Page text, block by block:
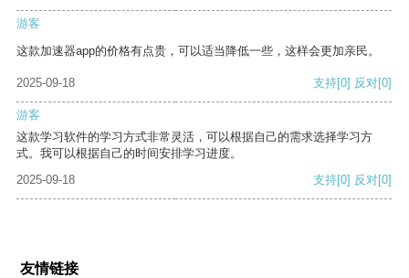
游客
这款加速器app的价格有点贵，可以适当降低一些，这样会更加亲民。
2025-09-18 支持[0] 反对[0]
游客
这款学习软件的学习方式非常灵活，可以根据自己的需求选择学习方
式。我可以根据自己的时间安排学习进度。
2025-09-18
支持[0] 反对[0]
友情链接